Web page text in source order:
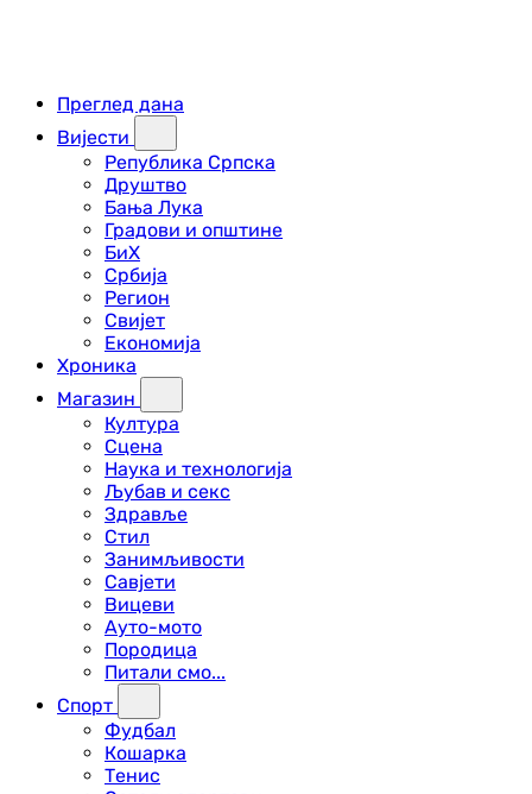
Преглед дана
Вијести
Република Српска
Друштво
Бања Лука
Градови и општине
БиХ
Србија
Регион
Свијет
Економија
Хроника
Магазин
Култура
Сцена
Наука и технологија
Љубав и секс
Здравље
Стил
Занимљивости
Савјети
Вицеви
Ауто-мото
Породица
Питали смо...
Спорт
Фудбал
Кошарка
Тенис